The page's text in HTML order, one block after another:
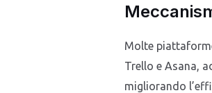
Molte
Trello e Asana,
migliorando